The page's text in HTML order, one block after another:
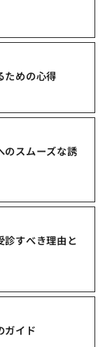
ための心得
のスムーズな誘
診すべき理由と
ガイド